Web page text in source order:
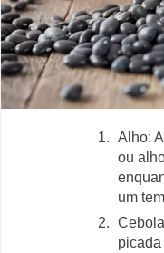
Alho:
ou
um